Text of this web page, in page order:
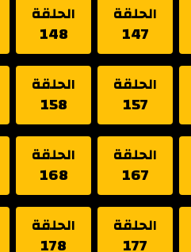
الحلقة
147
الحلقة
148
الحلقة
157
الحلقة
158
الحلقة
167
الحلقة
168
الحلقة
177
الحلقة
178